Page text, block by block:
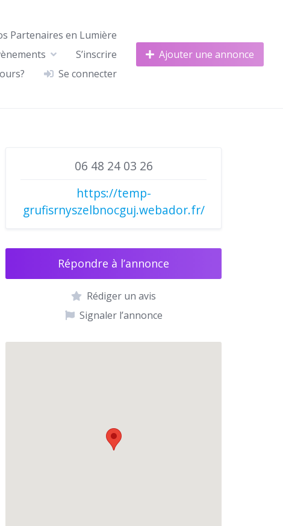
Partenaires en Lumière
S’inscrire
Se connecter
Ajouter une annonce
06 48 24 03 26
https://temp-
grufisrnyszelbnocguj.webador.fr/
Répondre à l’annonce
Rédiger un avis
Signaler l’annonce